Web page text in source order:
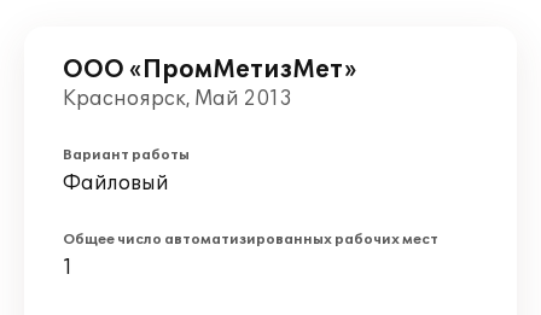
ООО «ПромМетизМет»
Красноярск, Май 2013
Вариант работы
Файловый
Общее число автоматизированных рабочих мест
1